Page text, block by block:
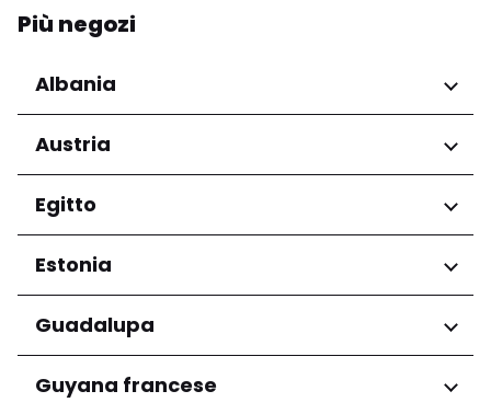
Più negozi
Albania
Regioni
Qarku i Tiranës
Austria
Regioni
Niederösterreich
Salzburg
Wien
Egitto
Regioni
Governatorato del Cairo
Estonia
Regioni
Harju maakond
Tartu maakond
Guadalupa
Regioni
Guyana francese